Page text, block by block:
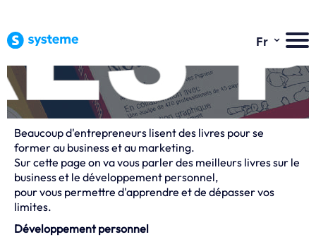
Fr ⌄
Beaucoup d'entrepreneurs lisent des livres pour se
former au business et au marketing.
Sur cette page on va vous parler des meilleurs livres sur le
business et le développement personnel,
pour vous permettre d'apprendre et de dépasser vos
limites.
Développement personnel